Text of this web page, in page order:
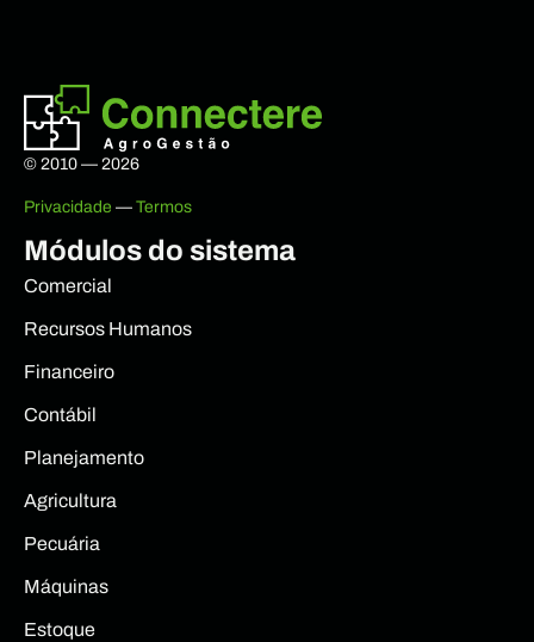
© 2010 — 2026
Privacidade — Termos
Módulos do sistema
Comercial
Recursos Humanos
Financeiro
Contábil
Planejamento
Agricultura
Pecuária
Máquinas
Estoque